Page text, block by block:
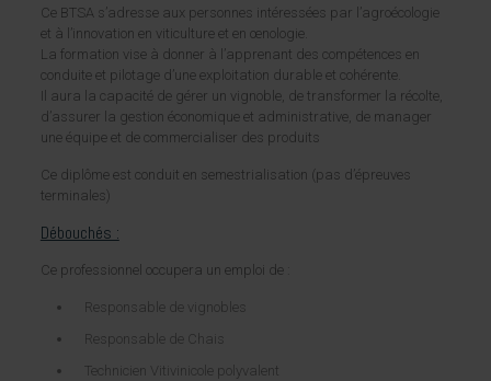
Ce BTSA s’adresse aux personnes intéressées par l’agroécologie
et à l’innovation en viticulture et en œnologie.
La formation vise à donner à l’apprenant des compétences en
conduite et pilotage d’une exploitation durable et cohérente.
Il aura la capacité de gérer un vignoble, de transformer la récolte,
d’assurer la gestion économique et administrative, de manager
une équipe et de commercialiser des produits
Ce diplôme est conduit en semestrialisation (pas d’épreuves
terminales)
Débouchés :
Ce professionnel occupera un emploi de :
Responsable de vignobles
Responsable de Chais
Technicien Vitivinicole polyvalent